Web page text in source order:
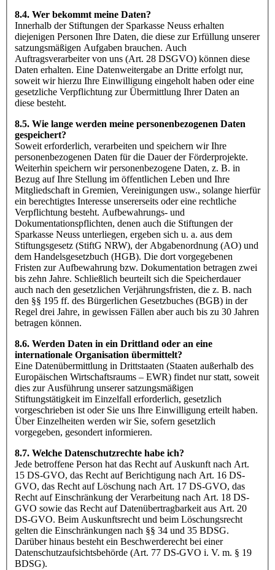
8.4. Wer bekommt meine Daten?
Innerhalb der Stiftungen der Sparkasse Neuss erhalten
diejenigen Personen Ihre Daten, die diese zur Erfüllung unserer
satzungsmäßigen Aufgaben brauchen. Auch
Auftragsverarbeiter von uns (Art. 28 DSGVO) können diese
Daten erhalten. Eine Datenweitergabe an Dritte erfolgt nur,
soweit wir hierzu Ihre Einwilligung eingeholt haben oder eine
gesetzliche Verpflichtung zur Übermittlung Ihrer Daten an
diese besteht.
8.5. Wie lange werden meine personenbezogenen Daten
gespeichert?
Soweit erforderlich, verarbeiten und speichern wir Ihre
personenbezogenen Daten für die Dauer der Förderprojekte.
Weiterhin speichern wir personenbezogene Daten, z. B. in
Bezug auf Ihre Stellung im öffentlichen Leben und Ihre
Mitgliedschaft in Gremien, Vereinigungen usw., solange hierfür
ein berechtigtes Interesse unsererseits oder eine rechtliche
Verpflichtung besteht. Aufbewahrungs- und
Dokumentationspflichten, denen auch die Stiftungen der
Sparkasse Neuss unterliegen, ergeben sich u. a. aus dem
Stiftungsgesetz (StiftG NRW), der Abgabenordnung (AO) und
dem Handelsgesetzbuch (HGB). Die dort vorgegebenen
Fristen zur Aufbewahrung bzw. Dokumentation betragen zwei
bis zehn Jahre. Schließlich beurteilt sich die Speicherdauer
auch nach den gesetzlichen Verjährungsfristen, die z. B. nach
den §§ 195 ff. des Bürgerlichen Gesetzbuches (BGB) in der
Regel drei Jahre, in gewissen Fällen aber auch bis zu 30 Jahren
betragen können.
8.6. Werden Daten in ein Drittland oder an eine
internationale Organisation übermittelt?
Eine Datenübermittlung in Drittstaaten (Staaten außerhalb des
Europäischen Wirtschaftsraums – EWR) findet nur statt, soweit
dies zur Ausführung unserer satzungsmäßigen
Stiftungstätigkeit im Einzelfall erforderlich, gesetzlich
vorgeschrieben ist oder Sie uns Ihre Einwilligung erteilt haben.
Über Einzelheiten werden wir Sie, sofern gesetzlich
vorgegeben, gesondert informieren.
8.7. Welche Datenschutzrechte habe ich?
Jede betroffene Person hat das Recht auf Auskunft nach Art.
15 DS-GVO, das Recht auf Berichtigung nach Art. 16 DS-
GVO, das Recht auf Löschung nach Art. 17 DS-GVO, das
Recht auf Einschränkung der Verarbeitung nach Art. 18 DS-
GVO sowie das Recht auf Datenübertragbarkeit aus Art. 20
DS-GVO. Beim Auskunftsrecht und beim Löschungsrecht
gelten die Einschränkungen nach §§ 34 und 35 BDSG.
Darüber hinaus besteht ein Beschwerderecht bei einer
Datenschutzaufsichtsbehörde (Art. 77 DS-GVO i. V. m. § 19
BDSG).